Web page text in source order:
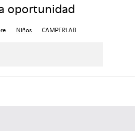
oportunidad
Niños CAMPERLAB